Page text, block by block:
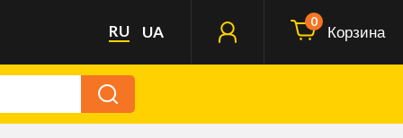
RU UA
0
Корзина